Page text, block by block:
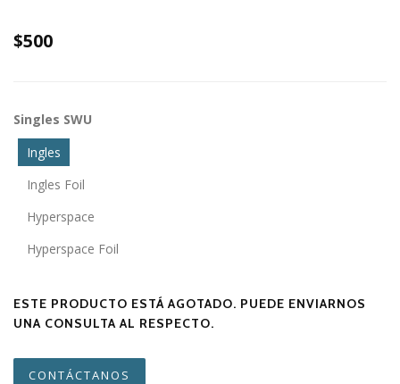
$500
Singles SWU
Ingles
Ingles Foil
Hyperspace
Hyperspace Foil
ESTE PRODUCTO ESTÁ AGOTADO. PUEDE ENVIARNOS
UNA CONSULTA AL RESPECTO.
CONTÁCTANOS